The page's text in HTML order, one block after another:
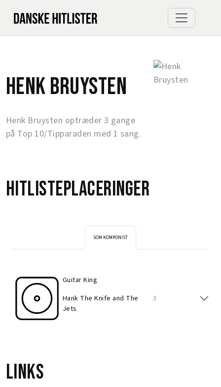
Henk Bruysten
Henk Bruysten optræder 3 gange
på Top 10/Tipparaden med 1 sang.
Hitlisteplaceringer
SOM KOMPONIST
Guitar King
Hank The Knife and The
Jets
3
Links